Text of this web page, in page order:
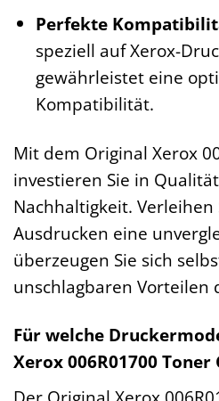
Perfekte
speziell auf Xerox-
gewährleistet eine
Kompatibilität.
Mit dem Original Xerox
investieren Sie in
Nachhaltigkeit. Verleihen
Ausdrucken eine
überzeugen Sie sich
unschlagbaren Vorteilen
Für welche
Xerox 006R01700 Toner